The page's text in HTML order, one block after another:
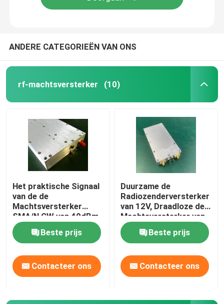
ANDERE CATEGORIEËN VAN ONS
rf-machtsversterker (10)
Het praktische Signaal
van de de
Machtsversterker
SMA/N CW van 40dBm
rf voor GPS-
StoorzenderBeste prijs
Contacteer ons
Duurzame de
Radiozenderversterker
van 12V, Draadloze de
Machtsversterker van
COFDM
Beste prijs
Contacteer ons